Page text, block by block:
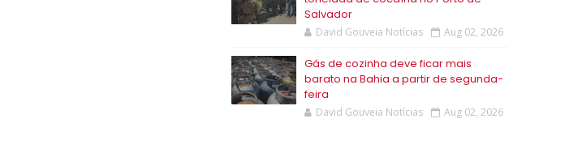
Salvador
David Gouveia Notícias Aug 02, 2026
Gás de cozinha deve ficar mais
barato na Bahia a partir de segunda-
feira
David Gouveia Notícias Aug 02, 2026